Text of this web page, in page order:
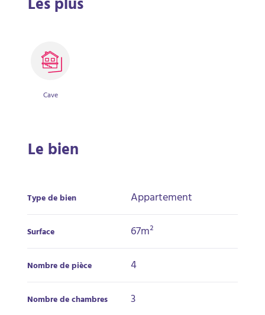
Les plus
Cave
Le bien
Type de bien Appartement
Surface 67m²
Nombre de pièce 4
Nombre de chambres 3